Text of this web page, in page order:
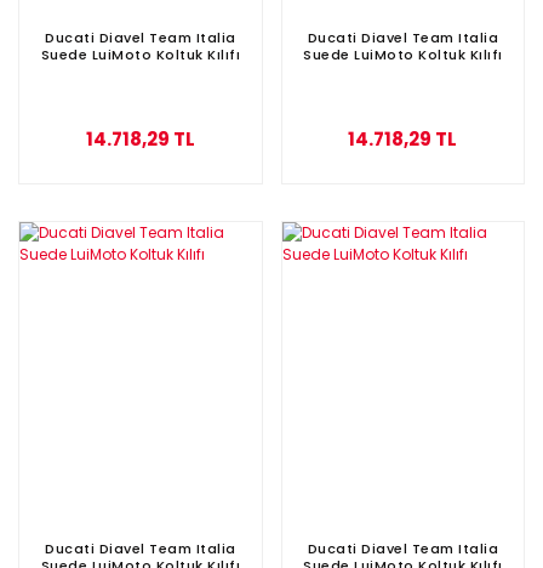
Ducati Diavel Team Italia
Suede LuiMoto Koltuk Kılıfı
14.718,29 TL
Ducati Diavel Team Italia
Suede LuiMoto Koltuk Kılıfı
14.718,29 TL
Ducati Diavel Team Italia
Ducati Diavel Team Italia